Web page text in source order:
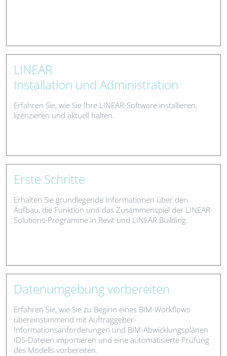
LINEAR
Installation und Administration
Erfahren Sie, wie Sie Ihre LINEAR-Software installieren,
lizenzieren und aktuell halten.
Erste Schritte
Erhalten Sie grundlegende Informationen über den
Aufbau, die Funktion und das Zusammenspiel der LINEAR
Solutions-Programme in Revit und LINEAR Building.
Datenumgebung vorbereiten
Erfahren Sie, wie Sie zu Beginn eines BIM-Workflows
übereinstimmend mit Auftraggeber-
Informationsanforderungen und BIM-Abwicklungsplänen
IDS-Dateien importieren und eine automatisierte Prüfung
des Modells vorbereiten.